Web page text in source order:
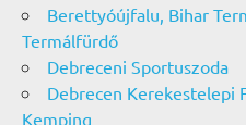
Berettyóújfalu, Bihar
Termálfürdő
Debreceni Sportuszoda
Debrecen Kerekestelepi
Kemping